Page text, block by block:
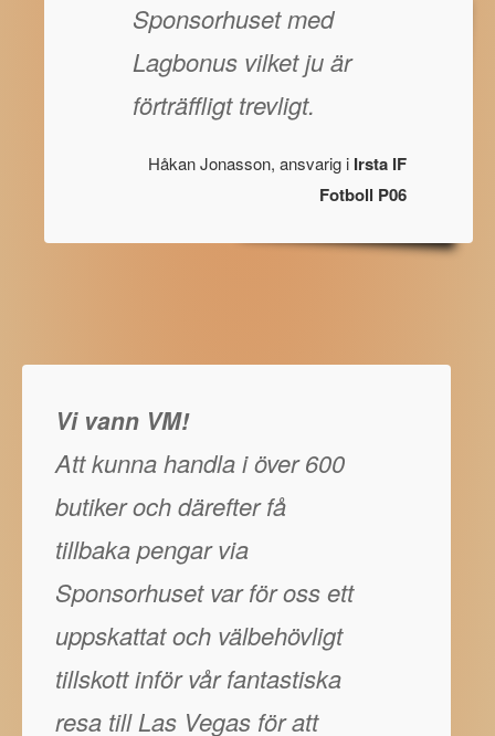
Sponsorhuset med
Lagbonus vilket ju är
förträffligt trevligt.
Håkan Jonasson, ansvarig i Irsta IF
Fotboll P06
Vi vann VM!
Att kunna handla i över 600
butiker och därefter få
tillbaka pengar via
Sponsorhuset var för oss ett
uppskattat och välbehövligt
tillskott inför vår fantastiska
resa till Las Vegas för att